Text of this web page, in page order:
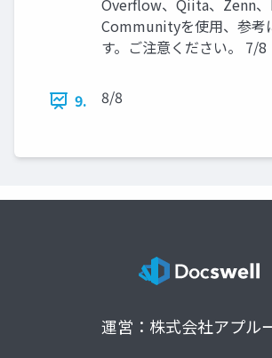
Overflow、Qiita、Zenn、
Communityを使用、参考
す。ご注意ください。 7/8
9. 8/8
運営：株式会社アプル